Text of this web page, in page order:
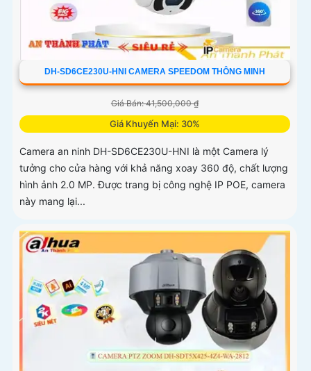
DH-SD6CE230U-HNI CAMERA SPEEDOM THÔNG MINH
Giá Bán: 41,500,000 ₫
Giá Khuyến Mại: 30%
Camera an ninh DH-SD6CE230U-HNI là một Camera lý
tưởng cho cửa hàng với khả năng xoay 360 độ, chất lượng
hình ảnh 2.0 MP. Được trang bị công nghệ IP POE, camera
này mang lại...